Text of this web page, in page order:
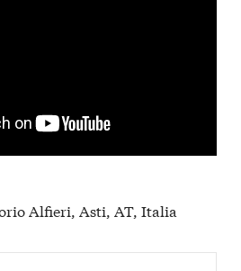
Alfieri, Asti, AT, Italia